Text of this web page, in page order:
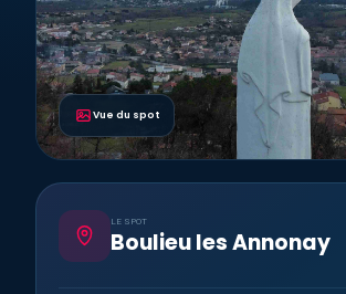
Vue du spot
LE SPOT
Boulieu les Annonay